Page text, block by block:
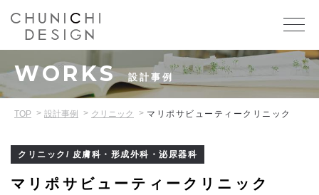
WORKS 設計事例
TOP 設計事例 クリニック マリポサビューティークリニック
クリニック/ 皮膚科・形成外科・泌尿器科
マリポサビューティークリニック